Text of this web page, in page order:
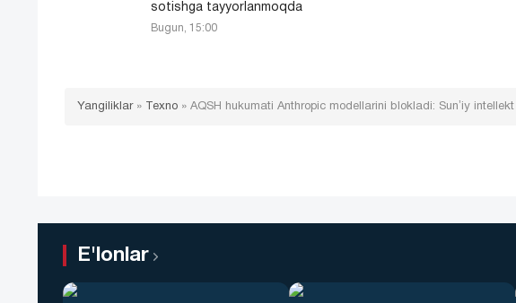
sotishga tayyorlanmoqda
Bugun, 15:00
Yangiliklar» Texno » AQSH hukumati Anthropic modellarini blokladi: Sunʼiy
E'lonlar